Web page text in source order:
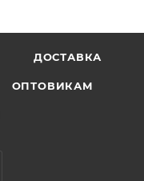
ДОСТАВКА
ОПТОВИКАМ